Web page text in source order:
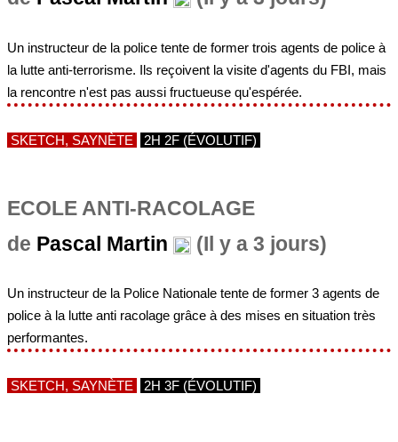
Un instructeur de la police tente de former trois agents de police à
la lutte anti-terrorisme. Ils reçoivent la visite d'agents du FBI, mais
la rencontre n'est pas aussi fructueuse qu'espérée.
SKETCH, SAYNÈTE 2H 2F (ÉVOLUTIF)
ECOLE ANTI-RACOLAGE
de Pascal Martin (Il y a 3 jours)
Un instructeur de la Police Nationale tente de former 3 agents de
police à la lutte anti racolage grâce à des mises en situation très
performantes.
SKETCH, SAYNÈTE 2H 3F (ÉVOLUTIF)